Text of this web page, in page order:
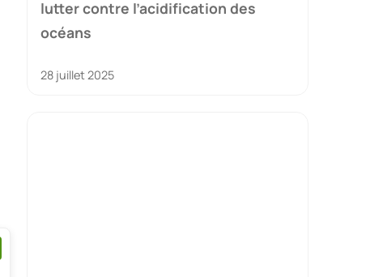
lutter contre l’acidification des
océans
28 juillet 2025